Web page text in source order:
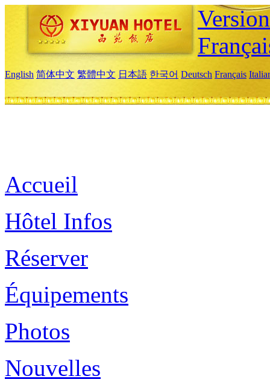
English 简体中文 繁體中文 日本語 한국어 Deutsch Français
Accueil
Hôtel Infos
Réserver
Équipements
Photos
Nouvelles